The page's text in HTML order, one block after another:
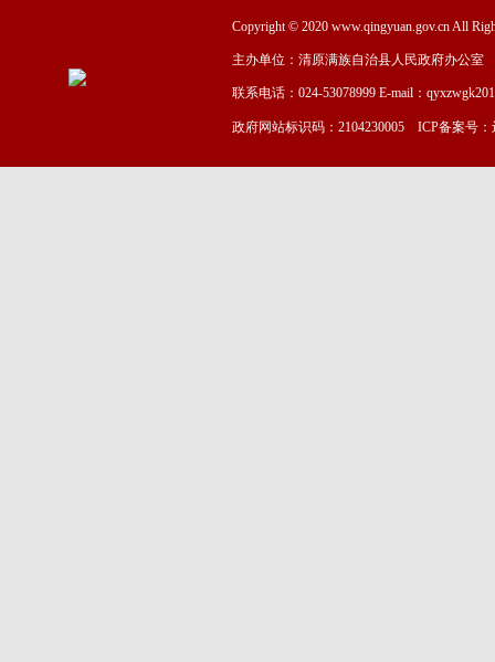
Copyright © 2020 www.qingyuan.gov.cn All
主办单位：清原满族自治县人民政府办公室
联系电话：024-53078999 E-mail：
政府网站标识码：2104230005 ICP备案号：